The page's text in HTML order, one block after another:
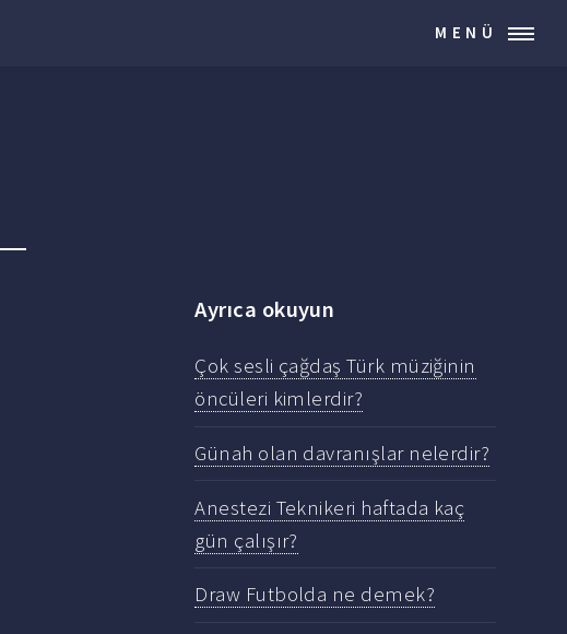
MENÜ
Ayrıca okuyun
Çok sesli çağdaş Türk müziğinin
öncüleri kimlerdir?
Günah olan davranışlar nelerdir?
Anestezi Teknikeri haftada kaç
gün çalışır?
Draw Futbolda ne demek?